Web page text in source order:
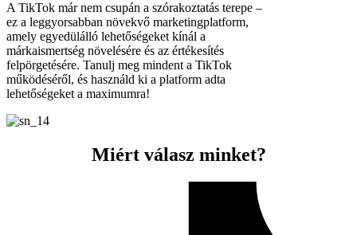
A TikTok már nem csupán a szórakoztatás terepe –
ez a leggyorsabban növekvő marketingplatform,
amely egyedülálló lehetőségeket kínál a
márkaismertség növelésére és az értékesítés
felpörgetésére. Tanulj meg mindent a TikTok
működéséről, és használd ki a platform adta
lehetőségeket a maximumra!
Miért válasz minket?